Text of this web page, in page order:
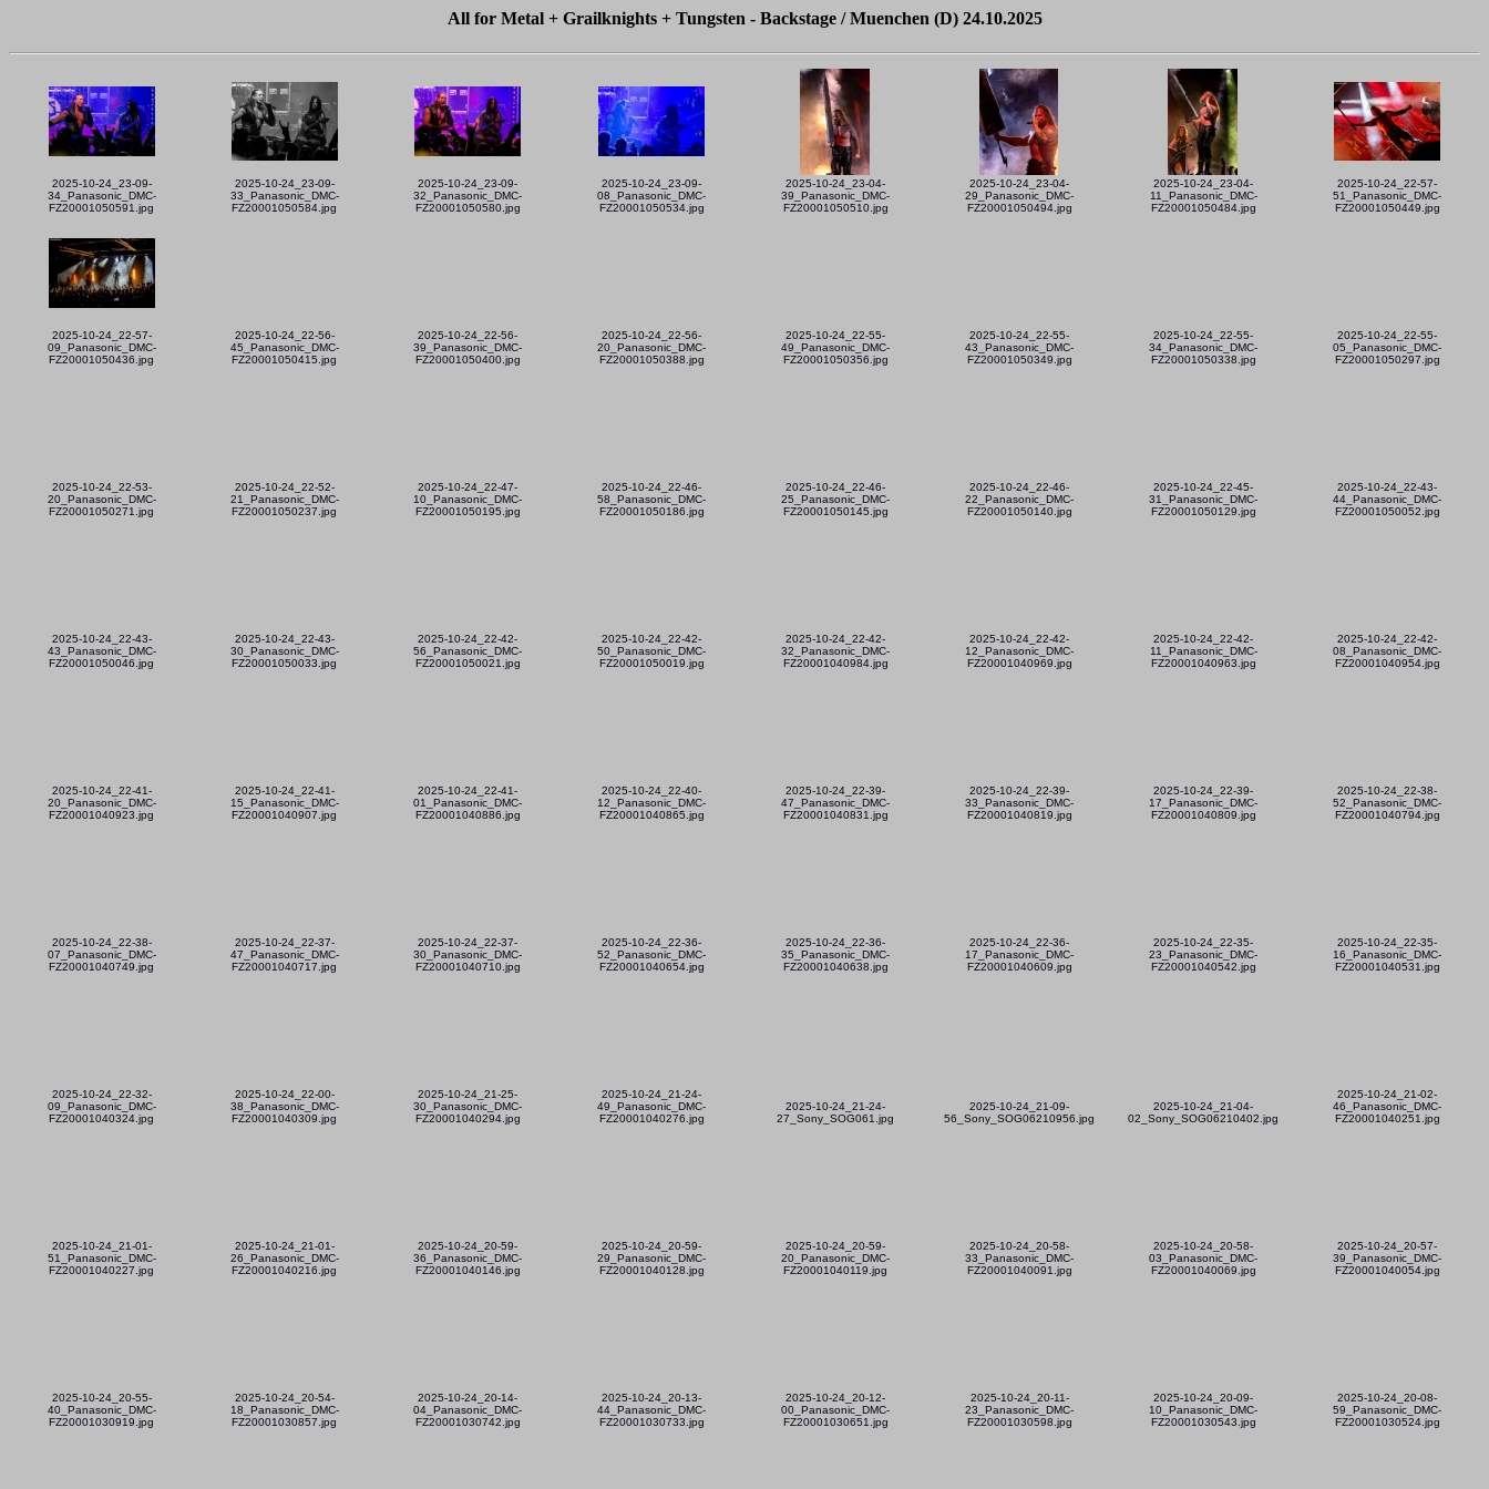
All for Metal + Grailknights + Tungsten - Backstage / Muenchen (D) 24.10.2025
2025-10-24_23-09-
34_Panasonic_DMC-
FZ20001050591.jpg
2025-10-24_23-09-
33_Panasonic_DMC-
FZ20001050584.jpg
2025-10-24_23-09-
32_Panasonic_DMC-
FZ20001050580.jpg
2025-10-24_23-09-
08_Panasonic_DMC-
FZ20001050534.jpg
2025-10-24_23-04-
39_Panasonic_DMC-
FZ20001050510.jpg
2025-10-24_23-04-
29_Panasonic_DMC-
FZ20001050494.jpg
2025-10-24_23-04-
11_Panasonic_DMC-
FZ20001050484.jpg
2025-10-24_22-57-
51_Panasonic_DMC-
FZ20001050449.jpg
2025-10-24_22-57-
09_Panasonic_DMC-
FZ20001050436.jpg
2025-10-24_22-56-
45_Panasonic_DMC-
FZ20001050415.jpg
2025-10-24_22-56-
39_Panasonic_DMC-
FZ20001050400.jpg
2025-10-24_22-56-
20_Panasonic_DMC-
FZ20001050388.jpg
2025-10-24_22-55-
49_Panasonic_DMC-
FZ20001050356.jpg
2025-10-24_22-55-
43_Panasonic_DMC-
FZ20001050349.jpg
2025-10-24_22-55-
34_Panasonic_DMC-
FZ20001050338.jpg
2025-10-24_22-55-
05_Panasonic_DMC-
FZ20001050297.jpg
2025-10-24_22-53-
20_Panasonic_DMC-
FZ20001050271.jpg
2025-10-24_22-52-
21_Panasonic_DMC-
FZ20001050237.jpg
2025-10-24_22-47-
10_Panasonic_DMC-
FZ20001050195.jpg
2025-10-24_22-46-
58_Panasonic_DMC-
FZ20001050186.jpg
2025-10-24_22-46-
25_Panasonic_DMC-
FZ20001050145.jpg
2025-10-24_22-46-
22_Panasonic_DMC-
FZ20001050140.jpg
2025-10-24_22-45-
31_Panasonic_DMC-
FZ20001050129.jpg
2025-10-24_22-43-
44_Panasonic_DMC-
FZ20001050052.jpg
2025-10-24_22-43-
43_Panasonic_DMC-
FZ20001050046.jpg
2025-10-24_22-43-
30_Panasonic_DMC-
FZ20001050033.jpg
2025-10-24_22-42-
56_Panasonic_DMC-
FZ20001050021.jpg
2025-10-24_22-42-
50_Panasonic_DMC-
FZ20001050019.jpg
2025-10-24_22-42-
32_Panasonic_DMC-
FZ20001040984.jpg
2025-10-24_22-42-
12_Panasonic_DMC-
FZ20001040969.jpg
2025-10-24_22-42-
11_Panasonic_DMC-
FZ20001040963.jpg
2025-10-24_22-42-
08_Panasonic_DMC-
FZ20001040954.jpg
2025-10-24_22-41-
20_Panasonic_DMC-
FZ20001040923.jpg
2025-10-24_22-41-
15_Panasonic_DMC-
FZ20001040907.jpg
2025-10-24_22-41-
01_Panasonic_DMC-
FZ20001040886.jpg
2025-10-24_22-40-
12_Panasonic_DMC-
FZ20001040865.jpg
2025-10-24_22-39-
47_Panasonic_DMC-
FZ20001040831.jpg
2025-10-24_22-39-
33_Panasonic_DMC-
FZ20001040819.jpg
2025-10-24_22-39-
17_Panasonic_DMC-
FZ20001040809.jpg
2025-10-24_22-38-
52_Panasonic_DMC-
FZ20001040794.jpg
2025-10-24_22-38-
07_Panasonic_DMC-
FZ20001040749.jpg
2025-10-24_22-37-
47_Panasonic_DMC-
FZ20001040717.jpg
2025-10-24_22-37-
30_Panasonic_DMC-
FZ20001040710.jpg
2025-10-24_22-36-
52_Panasonic_DMC-
FZ20001040654.jpg
2025-10-24_22-36-
35_Panasonic_DMC-
FZ20001040638.jpg
2025-10-24_22-36-
17_Panasonic_DMC-
FZ20001040609.jpg
2025-10-24_22-35-
23_Panasonic_DMC-
FZ20001040542.jpg
2025-10-24_22-35-
16_Panasonic_DMC-
FZ20001040531.jpg
2025-10-24_22-32-
09_Panasonic_DMC-
FZ20001040324.jpg
2025-10-24_22-00-
38_Panasonic_DMC-
FZ20001040309.jpg
2025-10-24_21-25-
30_Panasonic_DMC-
FZ20001040294.jpg
2025-10-24_21-24-
49_Panasonic_DMC-
FZ20001040276.jpg
2025-10-24_21-24-
27_Sony_SOG061.jpg
2025-10-24_21-09-
56_Sony_SOG06210956.jpg
2025-10-24_21-04-
02_Sony_SOG06210402.jpg
2025-10-24_21-02-
46_Panasonic_DMC-
FZ20001040251.jpg
2025-10-24_21-01-
51_Panasonic_DMC-
FZ20001040227.jpg
2025-10-24_21-01-
26_Panasonic_DMC-
FZ20001040216.jpg
2025-10-24_20-59-
36_Panasonic_DMC-
FZ20001040146.jpg
2025-10-24_20-59-
29_Panasonic_DMC-
FZ20001040128.jpg
2025-10-24_20-59-
20_Panasonic_DMC-
FZ20001040119.jpg
2025-10-24_20-58-
33_Panasonic_DMC-
FZ20001040091.jpg
2025-10-24_20-58-
03_Panasonic_DMC-
FZ20001040069.jpg
2025-10-24_20-57-
39_Panasonic_DMC-
FZ20001040054.jpg
2025-10-24_20-55-
40_Panasonic_DMC-
FZ20001030919.jpg
2025-10-24_20-54-
18_Panasonic_DMC-
FZ20001030857.jpg
2025-10-24_20-14-
04_Panasonic_DMC-
FZ20001030742.jpg
2025-10-24_20-13-
44_Panasonic_DMC-
FZ20001030733.jpg
2025-10-24_20-12-
00_Panasonic_DMC-
FZ20001030651.jpg
2025-10-24_20-11-
23_Panasonic_DMC-
FZ20001030598.jpg
2025-10-24_20-09-
10_Panasonic_DMC-
FZ20001030543.jpg
2025-10-24_20-08-
59_Panasonic_DMC-
FZ20001030524.jpg